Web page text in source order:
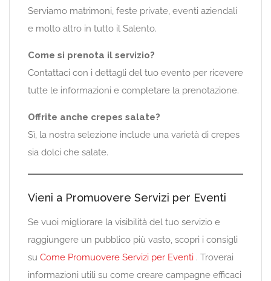
Serviamo matrimoni, feste private, eventi aziendali
e molto altro in tutto il Salento.
Come si prenota il servizio?
Contattaci con i dettagli del tuo evento per ricevere
tutte le informazioni e completare la prenotazione.
Offrite anche crepes salate?
Sì, la nostra selezione include una varietà di crepes
sia dolci che salate.
Vieni a Promuovere Servizi per Eventi
Se vuoi migliorare la visibilità del tuo servizio e
raggiungere un pubblico più vasto, scopri i consigli
su Come Promuovere Servizi per Eventi . Troverai
informazioni utili su come creare campagne efficaci